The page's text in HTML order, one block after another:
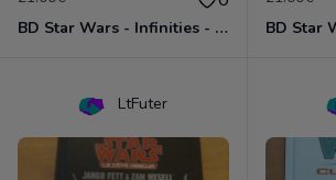
BD Star Wars - Infinities - The Empire Strike Back (VO)
LtFuter